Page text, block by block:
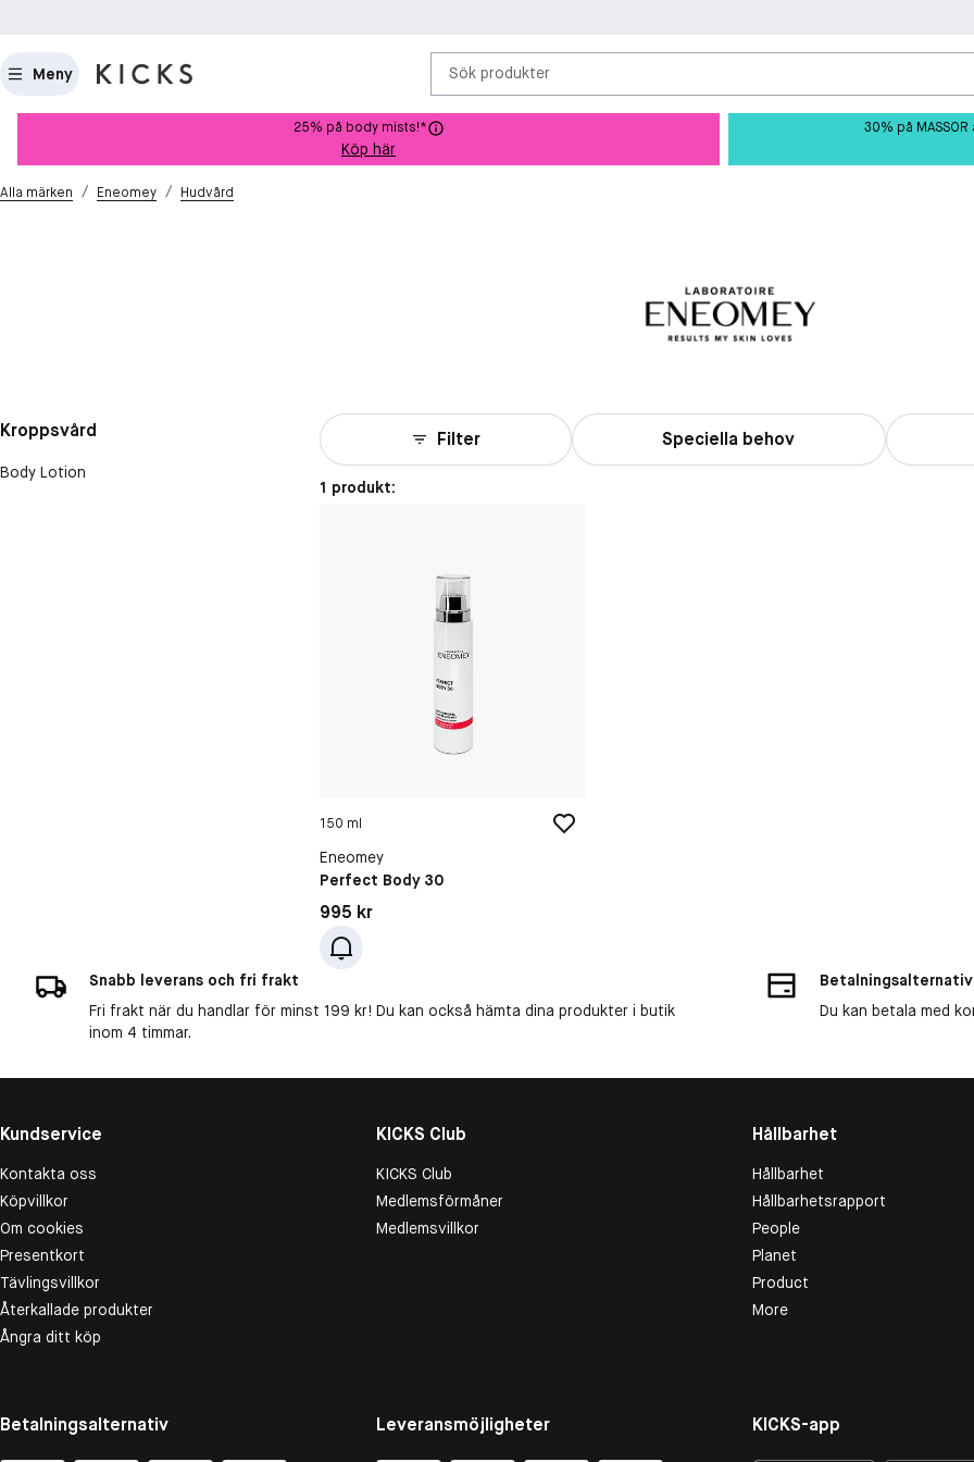
Meny Sök produkter
25% på body mists!*
Köp här
30% på
Alla märken / Eneomey / Hudvård
Kroppsvård
Body Lotion
Filter Speciella behov
1 produkt:
150 ml
Eneomey
Perfect Body 30
Pris: 995 kr
995 kr
Snabb leverans och fri frakt
Fri frakt när du handlar för minst 199 kr! Du kan också hämta dina produkter i butik
inom 4 timmar.
Betalningsalternativ
Du kan betala med
Kundservice
Kontakta oss
Köpvillkor
Om cookies
Presentkort
Tävlingsvillkor
Återkallade produkter
Ångra ditt köp
KICKS Club
KICKS Club
Medlemsförmåner
Medlemsvillkor
Hållbarhet
Hållbarhet
Hållbarhetsrapport
People
Planet
Product
More
Betalningsalternativ Leveransmöjligheter KICKS-app